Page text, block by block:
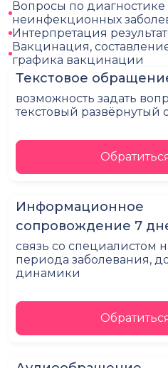
Текстовое
возможность задать
текстовый развёрнутый
Информационное
сопровождение 7
связь со специалистом
периода заболевания,
динамики
Вопросы по
неинфекционных
Интерпретация
Вакцинация,
графика вакцинации